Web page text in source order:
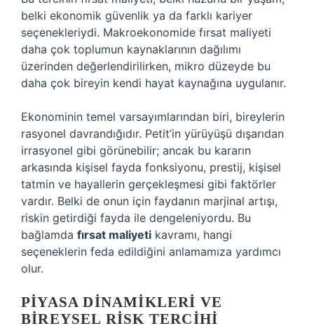
belki ekonomik güvenlik ya da farklı kariyer
seçenekleriydi. Makroekonomide fırsat maliyeti
daha çok toplumun kaynaklarının dağılımı
üzerinden değerlendirilirken, mikro düzeyde bu
daha çok bireyin kendi hayat kaynağına uygulanır.
Ekonominin temel varsayımlarından biri, bireylerin
rasyonel davrandığıdır. Petit’in yürüyüşü dışarıdan
irrasyonel gibi görünebilir; ancak bu kararın
arkasında kişisel fayda fonksiyonu, prestij, kişisel
tatmin ve hayallerin gerçekleşmesi gibi faktörler
vardır. Belki de onun için faydanın marjinal artışı,
riskin getirdiği fayda ile dengeleniyordu. Bu
bağlamda fırsat maliyeti kavramı, hangi
seçeneklerin feda edildiğini anlamamıza yardımcı
olur.
PIYASA DINAMIKLERI VE
BIREYSEL RISK TERCIHI